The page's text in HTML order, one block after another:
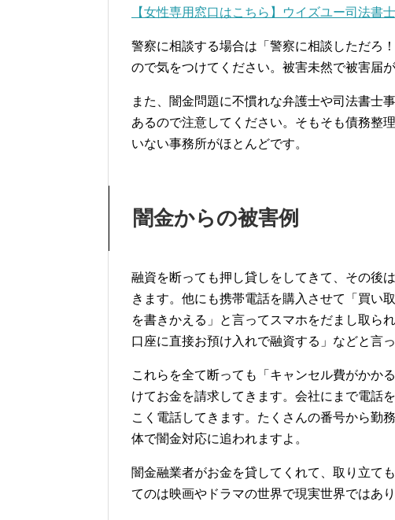
【女性専用窓口はこちら】ウイズユー司法書
警察に相談する場合は「警察に相談しただろ
ので気をつけてください。被害未然で被害届
また、闇金問題に不慣れな弁護士や司法書士
あるので注意してください。そもそも債務整
いない事務所がほとんどです。
闇金からの被害例
融資を断っても押し貸しをしてきて、その後
きます。他にも携帯電話を購入させて「買い
を書きかえる」と言ってスマホをだまし取ら
口座に直接お預け入れで融資する」などと言
これらを全て断っても「キャンセル費がかか
けてお金を請求してきます。会社にまで電話
こく電話してきます。たくさんの番号から勤
体で闇金対応に追われますよ。
闇金融業者がお金を貸してくれて、取り立て
てのは映画やドラマの世界で現実世界ではあり